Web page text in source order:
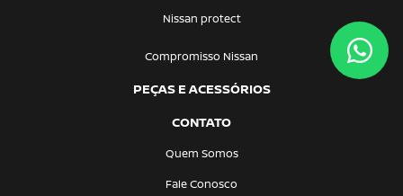
Nissan protect
Compromisso Nissan
PEÇAS E ACESSÓRIOS
CONTATO
Quem Somos
Fale Conosco